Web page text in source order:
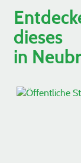
dieses
in